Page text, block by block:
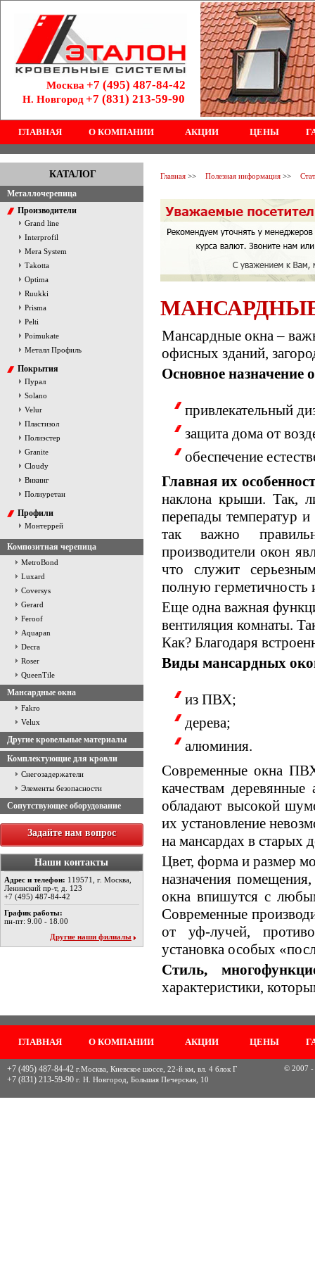
Москва +7 (495) 487-84-42
Н. Новгород+7 (831) 213-59-90
ГЛАВНАЯ О КОМПАНИИ АКЦИИ ЦЕНЫ
КАТАЛОГ
Металлочерепица
Производители
Grand line
Interprofil
Mera System
Тakotta
Optima
Ruukki
Prisma
Pelti
Poimukate
Металл Профиль
Покрытия
Пурал
Solano
Velur
Пластизол
Полиэстер
Granite
Cloudy
Викинг
Полиуретан
Профили
Монтеррей
Композитная черепица
MetroBond
Luxard
Coversys
Gerard
Feroof
Aquapan
Decra
Roser
QueenTile
Мансардные окна
Fakro
Velux
Другие кровельные материалы
Комплектующие для кровли
Снегозадержатели
Элементы безопасности
Сопутствующее оборудование
Задайте нам вопрос
Наши контакты
Адрес и телефон: 119571, г. Москва,
Ленинский пр-т, д. 123
+7 (495) 487-84-42
График работы:
пн-пт: 9.00 - 18.00
Другие наши филиалы
Главная >> Полезная информация >>
Мансардные окна –
офисных зданий,
Основное назначение
привлекательный
защита дома от
обеспечение
Главная их
наклона крыши. Так,
перепады температур
так важно
производители окон
что служит
полную герметичность
Еще одна важная
вентиляция комнаты.
Как? Благодаря
Виды мансардных
из ПВХ;
дерева;
алюминия.
Современные окна
качествам
обладают высокой
их установление
на мансардах в старых
Цвет, форма и размер
назначения
окна впишутся с
Современные
от уф-лучей,
установка особых
Стиль,
характеристики,
ГЛАВНАЯ О КОМПАНИИ АКЦИИ ЦЕНЫ
+7 (495) 487-84-42 г.Москва, Киевское шоссе, 22-й км, вл. 4 блок Г
+7 (831) 213-59-90 г. Н. Новгород, Большая Печерская, 10
© 2007